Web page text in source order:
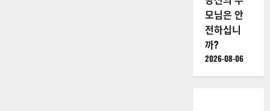
모님은 안
전하십니
까?
2026-08-06